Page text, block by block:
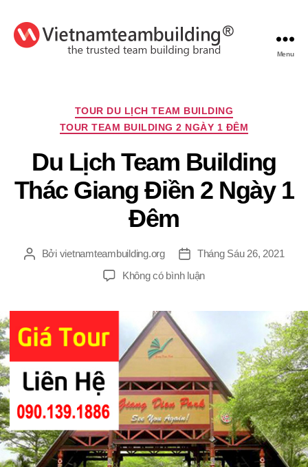
Menu
Chuyên
mục
TOUR DU LỊCH TEAM BUILDING
TOUR TEAM BUILDING 2 NGÀY 1 ĐÊM
Du Lịch Team Building
Thác Giang Điền 2 Ngày 1
Đêm
TácBởi vietnamteambuilding.org
Ngày
đăng
Tháng Sáu 26, 2021
Không có bình luậnở
Giang
Điền
2
Ngày
1
Đêm